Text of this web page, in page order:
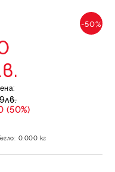
-50%
(50%)
0.000 кг